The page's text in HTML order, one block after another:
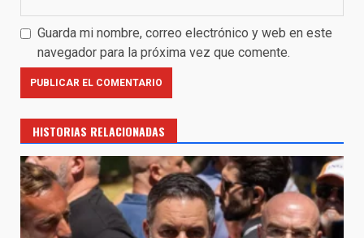
Guarda mi nombre, correo electrónico y web en este
navegador para la próxima vez que comente.
HISTORIAS RELACIONADAS